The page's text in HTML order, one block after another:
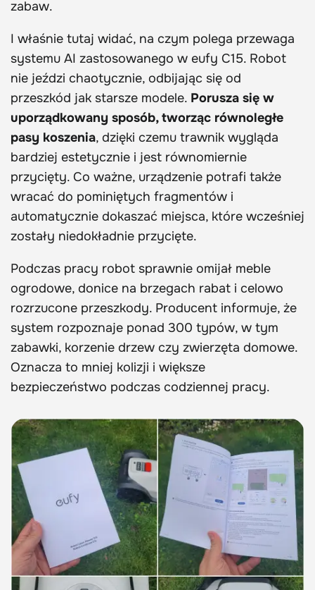
zabaw.
I właśnie tutaj widać, na czym polega przewaga
systemu AI zastosowanego w eufy C15. Robot
nie jeździ chaotycznie, odbijając się od
przeszkód jak starsze modele. Porusza się w
uporządkowany sposób, tworząc równoległe
pasy koszenia, dzięki czemu trawnik wygląda
bardziej estetycznie i jest równomiernie
przycięty. Co ważne, urządzenie potrafi także
wracać do pominiętych fragmentów i
automatycznie dokaszać miejsca, które wcześniej
zostały niedokładnie przycięte.
Podczas pracy robot sprawnie omijał meble
ogrodowe, donice na brzegach rabat i celowo
rozrzucone przeszkody. Producent informuje, że
system rozpoznaje ponad 300 typów, w tym
zabawki, korzenie drzew czy zwierzęta domowe.
Oznacza to mniej kolizji i większe
bezpieczeństwo podczas codziennej pracy.